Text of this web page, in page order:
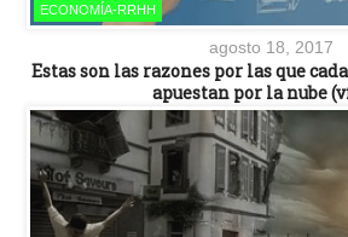
ECONOMÍA-RRHH
agosto 18, 2017
Estas son las razones por las que
apuestan por la nube